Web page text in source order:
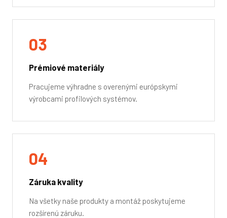
03
Prémiové materiály
Pracujeme výhradne s overenými európskymi
výrobcami profilových systémov.
04
Záruka kvality
Na všetky naše produkty a montáž poskytujeme
rozšírenú záruku.